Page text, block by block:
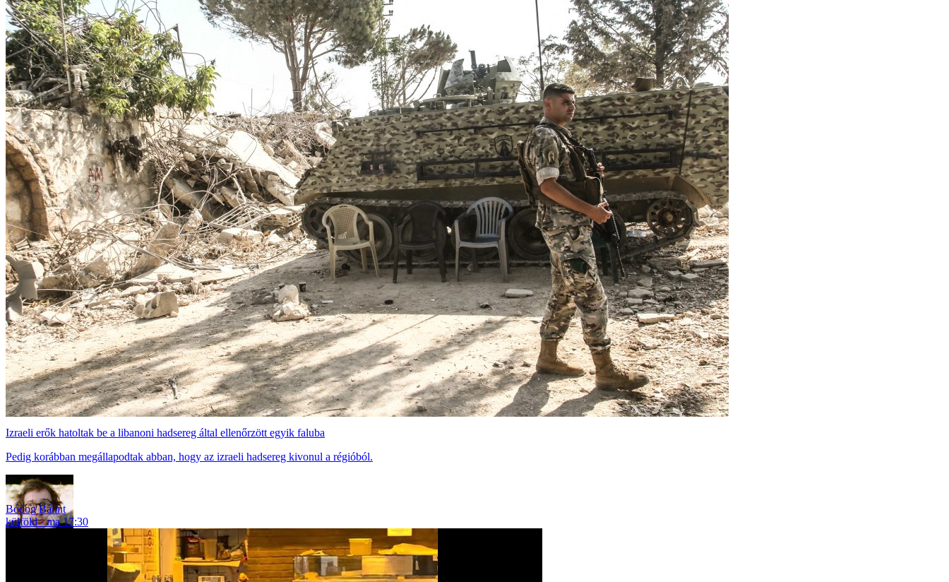
Izraeli erők hatoltak be a libanoni hadsereg által ellenőrzött egyik faluba
Pedig korábban megállapodtak abban, hogy az izraeli hadsereg kivonul a régióból.
Bódog Bálint
külföld
ma 17:30